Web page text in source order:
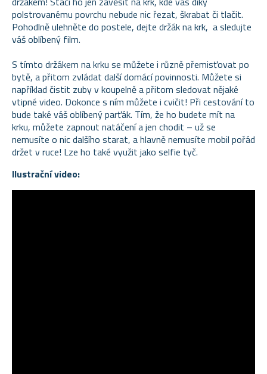
polstrovanému povrchu nebude nic řezat, škrabat či tlačit.
Pohodlně ulehněte do postele, dejte držák na krk, a sledujte
váš oblíbený film.
S tímto držákem na krku se můžete i různě přemisťovat po
bytě, a přitom zvládat další domácí povinnosti. Můžete si
například čistit zuby v koupelně a přitom sledovat nějaké
vtipné video. Dokonce s ním můžete i cvičit! Při cestování to
bude také váš oblíbený parťák. Tím, že ho budete mít na
krku, můžete zapnout natáčení a jen chodit – už se
nemusíte o nic dalšího starat, a hlavně nemusíte mobil pořád
držet v ruce! Lze ho také využit jako selfie tyč.
Ilustrační video: